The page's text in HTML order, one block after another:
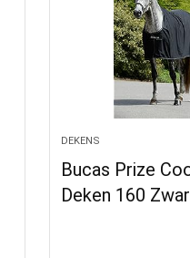
DEKENS
Bucas Prize
Deken 160